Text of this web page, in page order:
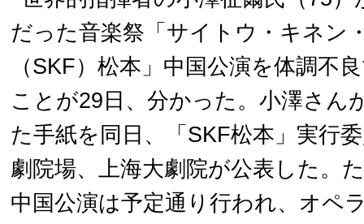
だった音楽祭「サイトウ・キネン
（SKF）松本」中国公演を体調不
ことが29日、分かった。小澤さん
た手紙を同日、「SKF松本」実行
劇院場、上海大劇院が公表した。
中国公演は予定通り行われ、オペ